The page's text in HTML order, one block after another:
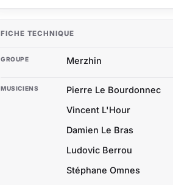
FICHE TECHNIQUE
GROUPE Merzhin
MUSICIENS
Pierre Le Bourdonnec
Vincent L'Hour
Damien Le Bras
Ludovic Berrou
Stéphane Omnes